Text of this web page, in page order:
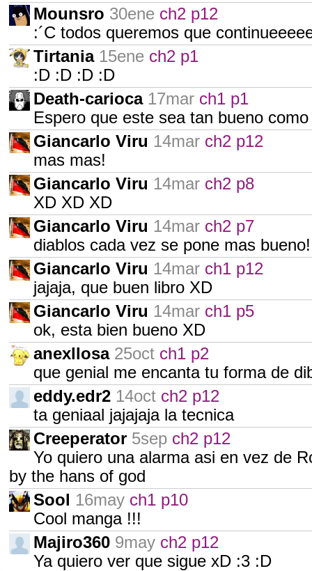
Mounsro 30ene ch2 p12
:´C todos queremos que
Tirtania 15ene ch2 p1
:D :D :D :D
Death-carioca 17mar ch1 p1
Espero que este sea tan bueno
Giancarlo Viru 14mar ch2 p12
mas mas!
Giancarlo Viru 14mar ch2 p8
XD XD XD
Giancarlo Viru 14mar ch2 p7
diablos cada vez se pone mas
Giancarlo Viru 14mar ch1 p12
jajaja, que buen libro XD
Giancarlo Viru 14mar ch1 p5
ok, esta bien bueno XD
anexllosa 25oct ch1 p2
que genial me encanta tu forma de
eddy.edr2 14oct ch2 p12
ta geniaal jajajaja la tecnica
Creeperator 5sep ch2 p12
Yo quiero una alarma asi en vez de
by the hans of god
Sool 16may ch1 p10
Cool manga !!!
Majiro360 9may ch2 p12
Ya quiero ver que sigue xD :3 :D